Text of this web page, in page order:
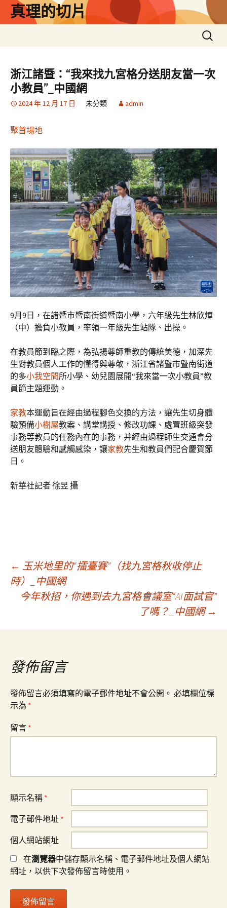
真理的切片
搜
尋
字:
浙江諸暨：“我來找九宮格分送朋友當一次
小教員”_中國網
2024 年 12 月 17 日 未分類 admin
聚首場地
9月9日，在諸暨市暨南街道暨南小學，六年級先生林欣燁
（中）擔負小教員，率領一年級先生站隊、出操。
在教員節到臨之際，為弘揚尊師重教的傳統美德，加深先
生對教員個人工作的懂得與尊敬，浙江省諸暨市暨南街道
的多小我空間所小學、幼兒園展開“我來當一次小教員”教
員節主題運動。
家教本運動旨在經由過程腳色交換的方法，讓先生切身體
驗預備小樹屋教案、講堂講授、修改功課、處置班級突發
事務等教員的任務內在的事務，并經由過程師生交通會分
送朋友體驗和感觸感染，讓家教先生和教員們配合慶賀節
日。
新華社記者 徐昱 攝
文
章
導
覽
← 玉米地里的“擂臺賽”（找九宮格秋收停止
時）_中國網
今年秋招，你遇到去九宮格會議室“AI面試官”
了嗎？_中國網 →
發佈留言
發佈留言必須填寫的電子郵件地址不會公開。 必填欄位標
示為 *
留言 *
顯示名稱 *
電子郵件地址 *
個人網站網址
在瀏覽器中儲存顯示名稱、電子郵件地址及個人網站
網址，以供下次發佈留言時使用。